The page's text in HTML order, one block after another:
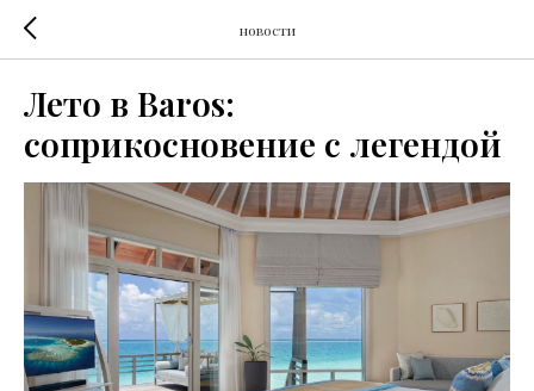
новости
Лето в Baros:
соприкосновение с легендой